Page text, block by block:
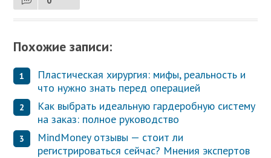
Похожие записи:
Пластическая хирургия: мифы, реальность и
что нужно знать перед операцией
Как выбрать идеальную гардеробную систему
на заказ: полное руководство
MindMoney отзывы — стоит ли
регистрироваться сейчас? Мнения экспертов